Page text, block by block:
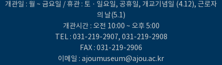
개관일 : 월 ~ 금요일 / 휴관 : 토ㆍ일요일, 공휴일, 개교기념일 (4.12), 근로자
의 날(5.1)
개관시간 : 오전 10:00 ~ 오후 5:00
TEL : 031-219-2907, 031-219-2908
FAX : 031-219-2906
이메일 : ajoumuseum@ajou.ac.kr